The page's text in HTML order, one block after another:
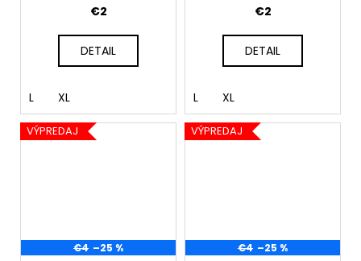
€2
DETAIL
L XL
€2
DETAIL
L XL
VÝPREDAJ
€4 –25 %
VÝPREDAJ
€4 –25 %